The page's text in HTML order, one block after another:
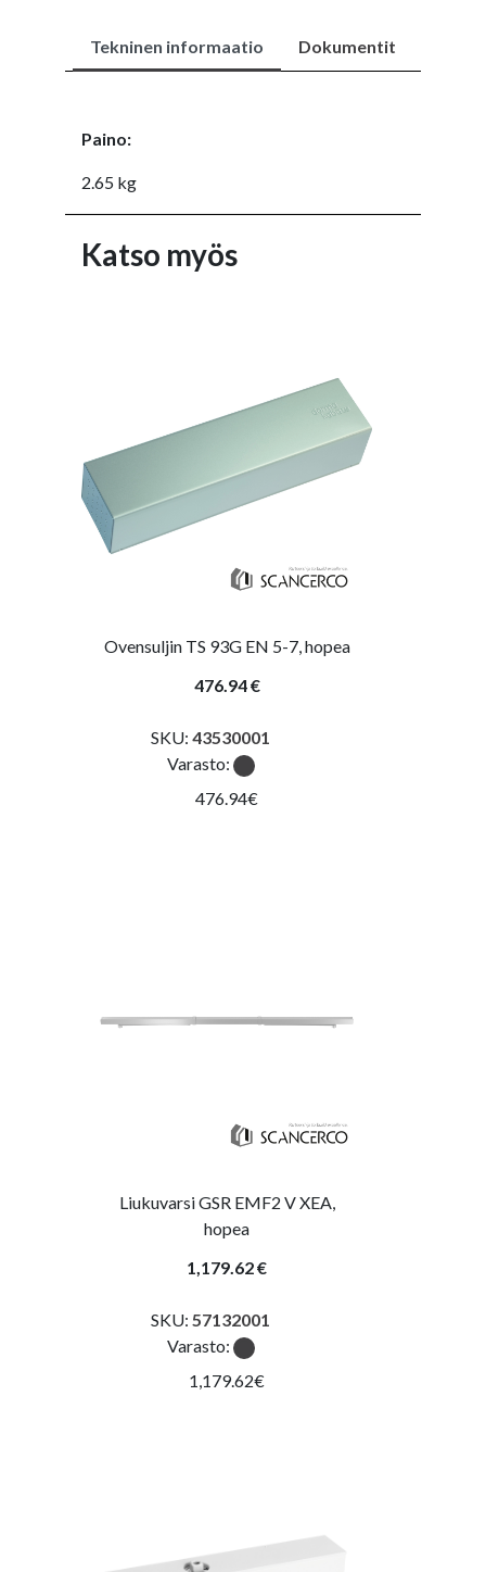
Tekninen informaatio Dokumentit
Paino:
2.65 kg
Katso myös
Ovensuljin TS 93G EN 5-7, hopea
476.94 €
SKU: 43530001
Varasto:
476.94€
Liukuvarsi GSR EMF2 V XEA,
hopea
1,179.62 €
SKU: 57132001
Varasto:
1,179.62€